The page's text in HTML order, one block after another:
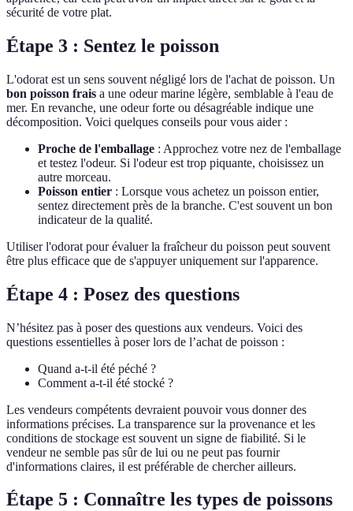
sécurité de votre plat.
Étape 3 : Sentez le poisson
L'odorat est un sens souvent négligé lors de l'achat de poisson. Un
bon poisson frais a une odeur marine légère, semblable à l'eau de
mer. En revanche, une odeur forte ou désagréable indique une
décomposition. Voici quelques conseils pour vous aider :
Proche de l'emballage : Approchez votre nez de l'emballage
et testez l'odeur. Si l'odeur est trop piquante, choisissez un
autre morceau.
Poisson entier : Lorsque vous achetez un poisson entier,
sentez directement près de la branche. C'est souvent un bon
indicateur de la qualité.
Utiliser l'odorat pour évaluer la fraîcheur du poisson peut souvent
être plus efficace que de s'appuyer uniquement sur l'apparence.
Étape 4 : Posez des questions
N’hésitez pas à poser des questions aux vendeurs. Voici des
questions essentielles à poser lors de l’achat de poisson :
Quand a-t-il été péché ?
Comment a-t-il été stocké ?
Les vendeurs compétents devraient pouvoir vous donner des
informations précises. La transparence sur la provenance et les
conditions de stockage est souvent un signe de fiabilité. Si le
vendeur ne semble pas sûr de lui ou ne peut pas fournir
d'informations claires, il est préférable de chercher ailleurs.
Étape 5 : Connaître les types de poissons